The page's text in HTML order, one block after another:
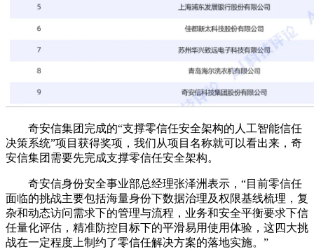
奇安信集团完成的“支撑零信任安全架构的人工智能信任
决策系统”项目获得奖项，我们从项目名称就可以看出来，奇
安信集团需要先完成支撑零信任安全架构。
奇安信身份安全事业部总经理张泽洲表示，“目前零信任
面临的挑战主要包括海量身份下数据治理及权限基线梳理，复
杂和动态访问需求下的管理与流程，业务和安全平衡要求下信
任量化评估，精准防控目标下的平滑易用使用体验，这四大挑
战在一定程度上制约了零信任解决方案的落地实施。”